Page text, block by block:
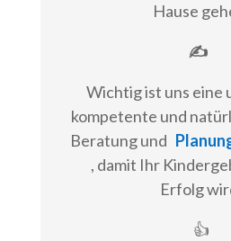
Hause
✍
Wichtig ist uns eine
kompetente und
Beratung und
, damit Ihr
Erfolg
👍